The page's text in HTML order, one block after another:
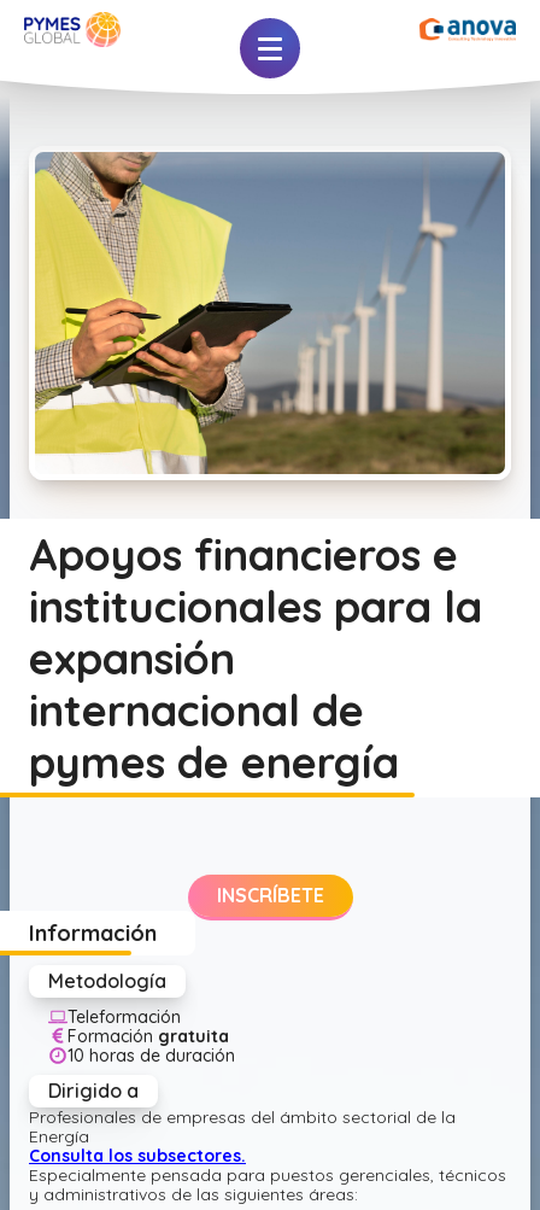
Apoyos financieros e
institucionales para la
expansión
internacional de
pymes de energía
INSCRÍBETE
Información
Metodología
Teleformación
Formación gratuita
10 horas de duración
Dirigido a
Profesionales de empresas del ámbito sectorial de la
Energía
Consulta los subsectores.
Especialmente pensada para puestos gerenciales, técnicos
y administrativos de las siguientes áreas: